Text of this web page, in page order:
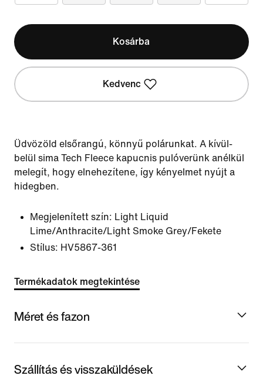
Kosárba
Kedvenc
Üdvözöld elsőrangú, könnyű polárunkat. A kívül-
belül sima Tech Fleece kapucnis pulóverünk anélkül
melegít, hogy elnehezítene, így kényelmet nyújt a
hidegben.
Megjelenített szín: Light Liquid
Lime/Anthracite/Light Smoke Grey/Fekete
Stílus: HV5867-361
Termékadatok megtekintése
Méret és fazon
Szállítás és visszaküldések